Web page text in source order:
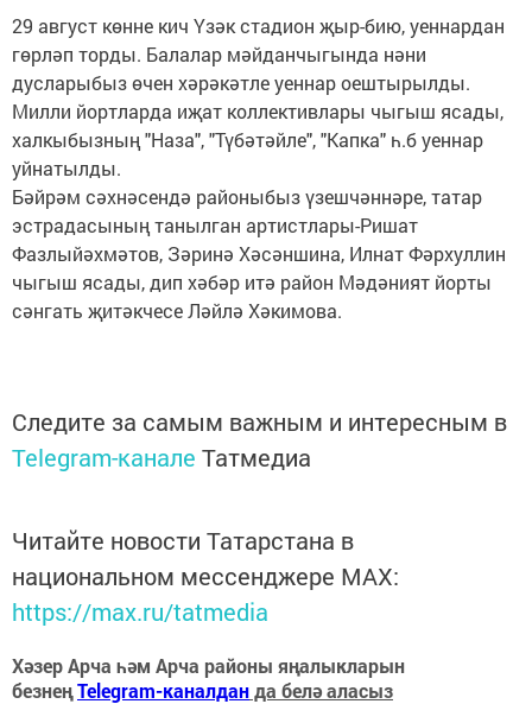
29 август көнне кич Үзәк стадион җыр-бию, уеннардан
гөрләп торды. Балалар мәйданчыгында нәни
дусларыбыз өчен хәрәкәтле уеннар оештырылды.
Милли йортларда иҗат коллективлары чыгыш ясады,
халкыбызның "Наза", "Түбәтәйле", "Капка" һ.б уеннар
уйнатылды.
Бәйрәм сәхнәсендә районыбыз үзешчәннәре, татар
эстрадасының танылган артистлары-Ришат
Фазлыйәхмәтов, Зәринә Хәсәншина, Илнат Фәрхуллин
чыгыш ясады, дип хәбәр итә район Мәдәният йорты
сәнгать җитәкчесе Ләйлә Хәкимова.
Следите за самым важным и интересным в
Telegram-канале Татмедиа
Читайте новости Татарстана в
национальном мессенджере MАХ:
https://max.ru/tatmedia
Хәзер Арча һәм Арча районы яңалыкларын
безнеңTelegram-каналданда белә аласыз